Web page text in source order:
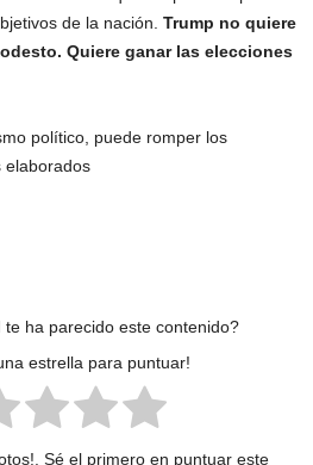
de la nación. Trump no quiere
Quiere ganar las elecciones
político, puede romper los
elaborados
ha parecido este contenido?
estrella para puntuar!
Sé el primero en puntuar este